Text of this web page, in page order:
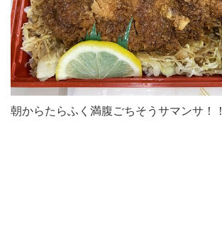
朝からたらふく満腹ごちそうサマンサ！！